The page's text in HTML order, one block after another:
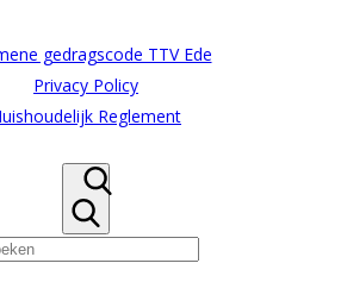
gedragscode TTV Ede
Privacy Policy
Reglement